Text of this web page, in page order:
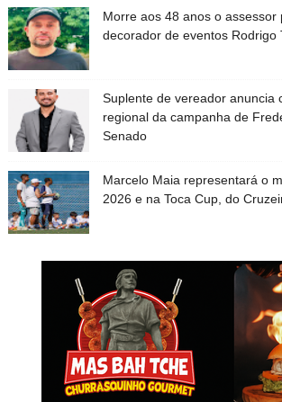
Morre aos 48 anos o assessor
decorador de eventos Rodrigo
Suplente de vereador anuncia
regional da campanha de
Senado
Marcelo Maia representará o
2026 e na Toca Cup, do